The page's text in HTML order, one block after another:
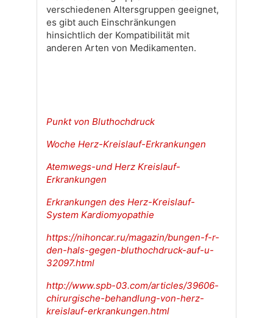
verschiedenen Altersgruppen geeignet,
es gibt auch Einschränkungen
hinsichtlich der Kompatibilität mit
anderen Arten von Medikamenten.
Punkt von Bluthochdruck
Woche Herz-Kreislauf-Erkrankungen
Atemwegs-und Herz Kreislauf-
Erkrankungen
Erkrankungen des Herz-Kreislauf-
System Kardiomyopathie
https://nihoncar.ru/magazin/bungen-f-r-
den-hals-gegen-bluthochdruck-auf-u-
32097.html
http://www.spb-03.com/articles/39606-
chirurgische-behandlung-von-herz-
kreislauf-erkrankungen.html